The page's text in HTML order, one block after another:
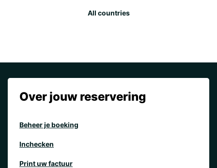
All countries
Over jouw reservering
Beheer je boeking
Inchecken
Print uw factuur